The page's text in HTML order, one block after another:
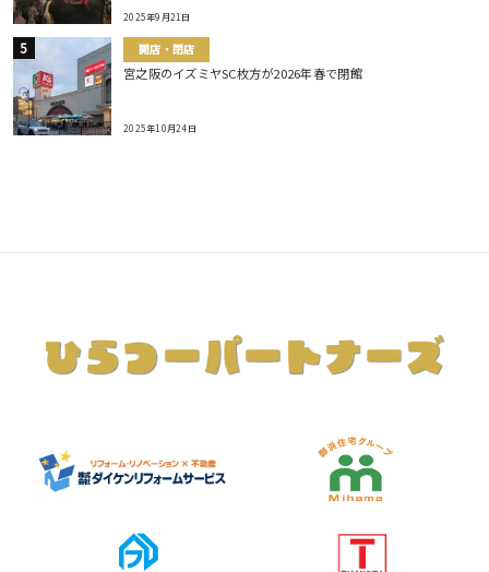
2025年9月21日
開店・閉店
宮之阪のイズミヤSC枚方が2026年春で閉館
2025年10月24日